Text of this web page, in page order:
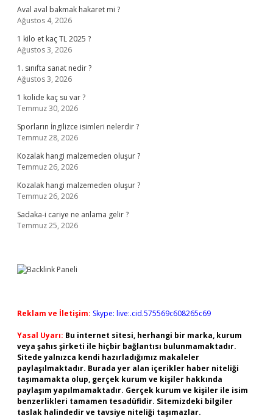
Aval aval bakmak hakaret mi ?
Ağustos 4, 2026
1 kilo et kaç TL 2025 ?
Ağustos 3, 2026
1. sınıfta sanat nedir ?
Ağustos 3, 2026
1 kolide kaç su var ?
Temmuz 30, 2026
Sporların İngilizce isimleri nelerdir ?
Temmuz 28, 2026
Kozalak hangi malzemeden oluşur ?
Temmuz 26, 2026
Kozalak hangi malzemeden oluşur ?
Temmuz 26, 2026
Sadaka-i cariye ne anlama gelir ?
Temmuz 25, 2026
Reklam ve İletişim: Skype: live:.cid.575569c608265c69
Yasal Uyarı: Bu internet sitesi, herhangi bir marka, kurum
veya şahıs şirketi ile hiçbir bağlantısı bulunmamaktadır.
Sitede yalnızca kendi hazırladığımız makaleler
paylaşılmaktadır. Burada yer alan içerikler haber niteliği
taşımamakta olup, gerçek kurum ve kişiler hakkında
paylaşım yapılmamaktadır. Gerçek kurum ve kişiler ile isim
benzerlikleri tamamen tesadüfidir. Sitemizdeki bilgiler
taslak halindedir ve tavsiye niteliği taşımazlar.